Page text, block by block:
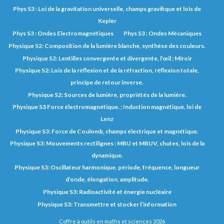
Phys S3 : Loi de la gravitation universelle, champs gravifique et lois de
Kepler
Phys S3 : Ondes Electromagnétiques
Phys S3 : Ondes Mécaniques
Physique S2: Composition de la lumière blanche, synthèse des couleurs.
Physique S2: Lentilles convergente et divergente, l’œil ; Miroir
Physique S2: Lois de la réflexion et de la réfraction, réflexion totale,
principe de retour inverse.
Physique S2: Sources de lumière, propriétés de la lumière.
Physique S3 Force électromagnétique. ; Induction magnétique, loi de
Lenz
Physique S3: Force de Coulomb, champs électrique et magnétique.
Physique S3: Mouvements rectilignes : MRU et MRUV, chutes, lois de la
dynamique.
Physique S3: Oscillateur harmonique, période, fréquence, longueur
d’onde, élongation, amplitude.
Physique S3: Radioactivité et énergie nucléaire
Physique S3: Transmettre et stocker l’information
Coffre à outils en maths et sciences 2026